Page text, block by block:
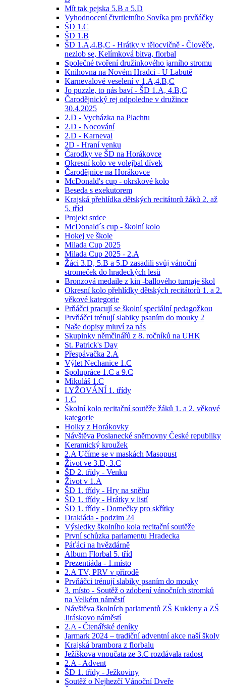
Mít tak pejska 5.B a 5.D
Vyhodnocení čtvrtletního Sovíka pro prvňáčky
ŠD 1.C
ŠD 1.B
ŠD 1.A,4.B,C - Hrátky v tělocvičně - Člověče,
nezlob se, Kelímková bitva, florbal
Společné tvoření družinkového jarního stromu
Knihovna na Novém Hradci - U Labutě
Karnevalové veselení v 1.A,4.B,C
Jo puzzle, to nás baví - ŠD 1.A, 4.B,C
Čarodějnický rej odpoledne v družince
30.4.2025
2.D - Vycházka na Plachtu
2.D - Nocování
2.D - Karneval
2D - Hraní venku
Čarodky ve ŠD na Horákovce
Okresní kolo ve volejbal dívek
Čarodějnice na Horákovce
McDonald's cup - okrskové kolo
Beseda s exekutorem
Krajská přehlídka dětských recitátorů žáků 2. až
5. tříd
Projekt srdce
McDonald´s cup - školní kolo
Hokej ve škole
Milada Cup 2025
Milada Cup 2025 - 2.A
Žáci 3.D, 5.B a 5.D zasadili svůj vánoční
stromeček do hradeckých lesů
Bronzová medaile z kin -ballového turnaje škol
Okresní kolo přehlídky dětských recitátorů 1. a 2.
věkové kategorie
Prňáčci pracují se školní speciální pedagožkou
Prvňáčci trénují slabiky psaním do mouky 2
Naše dopisy mluví za nás
Skupinky němčinářů z 8. ročníků na UHK
St. Patrick's Day
Přespávačka 2.A
Výlet Nechanice 1.C
Spolupráce 1.C a 9.C
Mikuláš 1.C
LYŽOVÁNÍ 1. třídy
1.C
Školní kolo recitační soutěže žáků 1. a 2. věkové
kategorie
Holky z Horákovky
Návštěva Poslanecké sněmovny České republiky
Keramický kroužek
2.A Učíme se v maskách Masopust
Život ve 3.D, 3.C
ŠD 2. třídy - Venku
Život v 1.A
ŠD 1. třídy - Hry na sněhu
ŠD 1. třídy - Hrátky v listí
ŠD 1. třídy - Domečky pro skřítky
Drakiáda - podzim 24
Výsledky školního kola recitační soutěže
První schůzka parlamentu Hradecka
Páťáci na hvězdárně
Album Florbal 5. tříd
Prezentiáda - 1.místo
2.A TV, PRV v přírodě
Prvňáčci trénují slabiky psaním do mouky
3. místo - Soutěž o zdobení vánočních stromků
na Velkém náměstí
Návštěva školních parlamentů ZŠ Kukleny a ZŠ
Jiráskovo náměstí
2.A - Čtenářské deníky
Jarmark 2024 – tradiční adventní akce naší školy
Krajská brambora z florbalu
Ježíškova vnoučata ze 3.C rozdávala radost
2.A - Advent
ŠD 1. třídy - Ježkoviny
Soutěž o Nejhezčí Vánoční Dveře